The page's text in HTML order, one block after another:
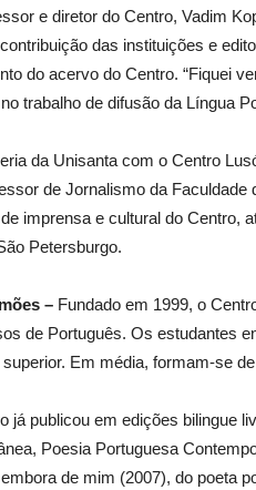
e diretor do Centro, Vadim
das instituições e
do acervo do Centro. “Fiquei
trabalho de difusão da Língua
da Unisanta com o Centro
de Jornalismo da
imprensa e cultural do Centro,
Petersburgo.
– Fundado em 1999, o
de Português. Os estudantes
Em média, formam-se
já publicou em edições bilingue
Poesia Portuguesa
de mim (2007), do poeta